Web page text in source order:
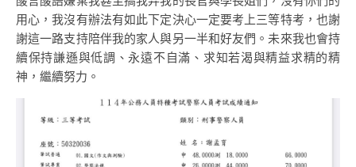
用心，我沒有辦法有如此下定決心一定要考上三等特考，也謝
謝這一路支持陪伴我的家人與另一半和好友們。未來我也會持
續保持謙遜與低調、永遠不自滿、求知若渴與精益求精的精
神，繼續努力。